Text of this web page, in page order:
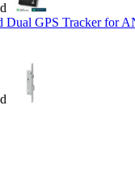
Dual GPS Tracker for